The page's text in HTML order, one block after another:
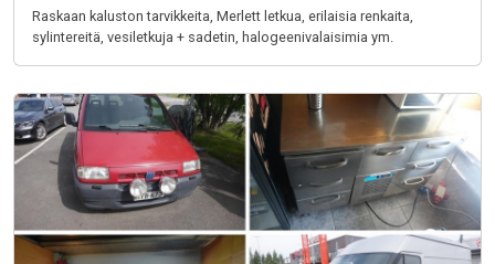
Raskaan kaluston tarvikkeita, Merlett letkua, erilaisia renkaita,
sylintereitä, vesiletkuja + sadetin, halogeenivalaisimia ym.